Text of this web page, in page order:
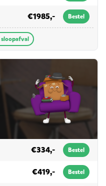
€1985,- Bestel
€334,- Bestel
€419,- Bestel